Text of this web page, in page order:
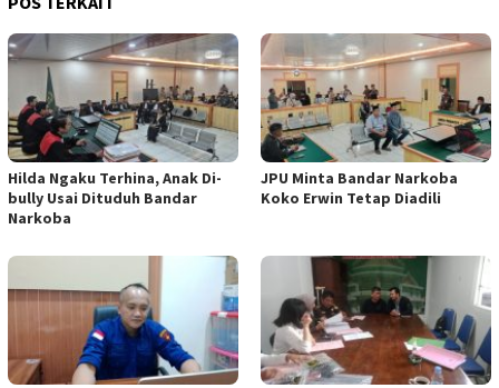
Hilda Ngaku Terhina, Anak Di-
bully Usai Dituduh Bandar
Narkoba
JPU Minta Bandar Narkoba
Koko Erwin Tetap Diadili